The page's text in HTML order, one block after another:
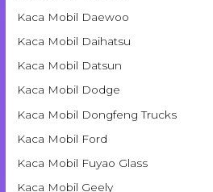
Kaca Mobil Daewoo
Kaca Mobil Daihatsu
Kaca Mobil Datsun
Kaca Mobil Dodge
Kaca Mobil Dongfeng Trucks
Kaca Mobil Ford
Kaca Mobil Fuyao Glass
Kaca Mobil Geely